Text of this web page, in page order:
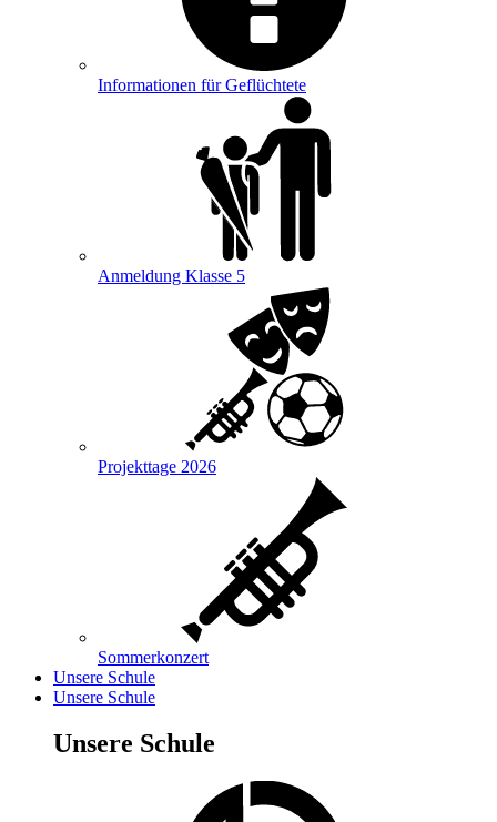
Informationen für Geflüchtete
Anmeldung Klasse 5
Projekttage 2026
Sommerkonzert
Unsere Schule
Unsere Schule
Unsere Schule